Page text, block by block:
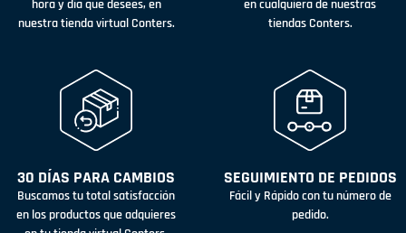
hora y día que desees, en
nuestra tienda virtual Conters.
en cualquiera de nuestras
tiendas Conters.
30 DÍAS PARA CAMBIOS
Buscamos tu total satisfacción
en los productos que adquieres
SEGUIMIENTO DE PEDIDOS
Fácil y Rápido con tu número de
pedido.